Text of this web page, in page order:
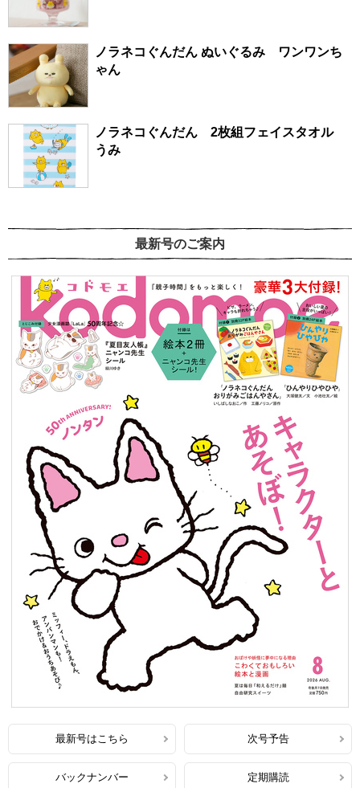
ノラネコぐんだん ぬいぐるみ ワンワンち
ゃん
ノラネコぐんだん 2枚組フェイスタオル
うみ
最新号のご案内
最新号はこちら 次号予告
バックナンバー 定期購読